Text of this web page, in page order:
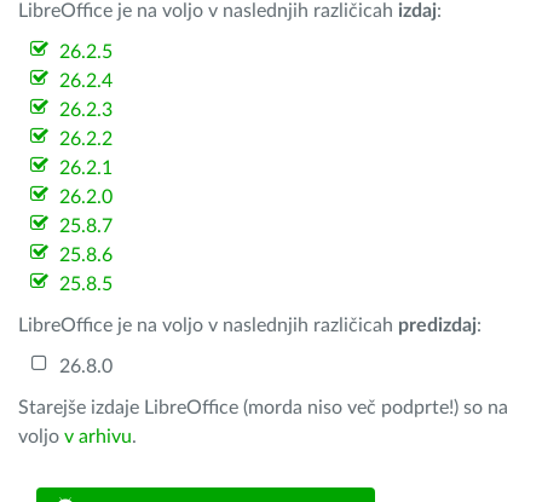
LibreOffice je na voljo v naslednjih različicah izdaj:
26.2.5
26.2.4
26.2.3
26.2.2
26.2.1
26.2.0
25.8.7
25.8.6
25.8.5
LibreOffice je na voljo v naslednjih različicah predizdaj:
26.8.0
Starejše izdaje LibreOffice (morda niso več podprte!) so na
voljo v arhivu.